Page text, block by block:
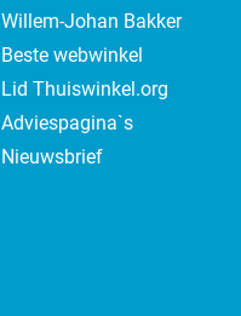
Willem-Johan Bakker
Beste webwinkel
Lid Thuiswinkel.org
Adviespagina`s
Nieuwsbrief